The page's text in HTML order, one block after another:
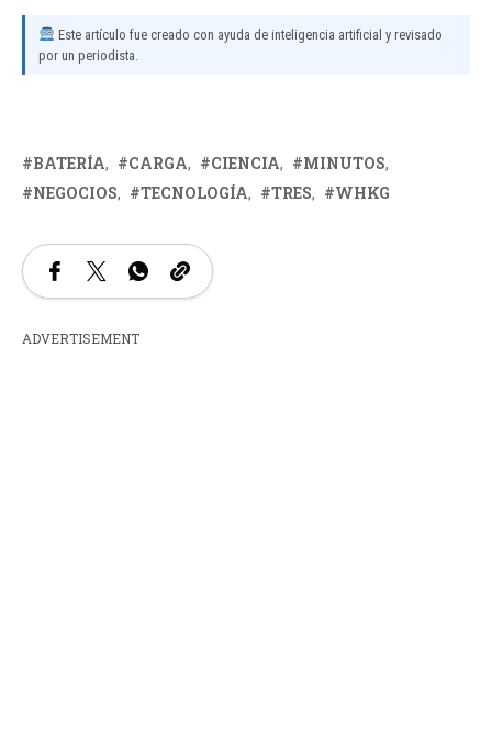
Este artículo fue creado con ayuda de inteligencia artificial y revisado
por un periodista.
BATERÍA CARGA CIENCIA
MINUTOS
NEGOCIOS
TECNOLOGÍA TRES WHKG
ADVERTISEMENT